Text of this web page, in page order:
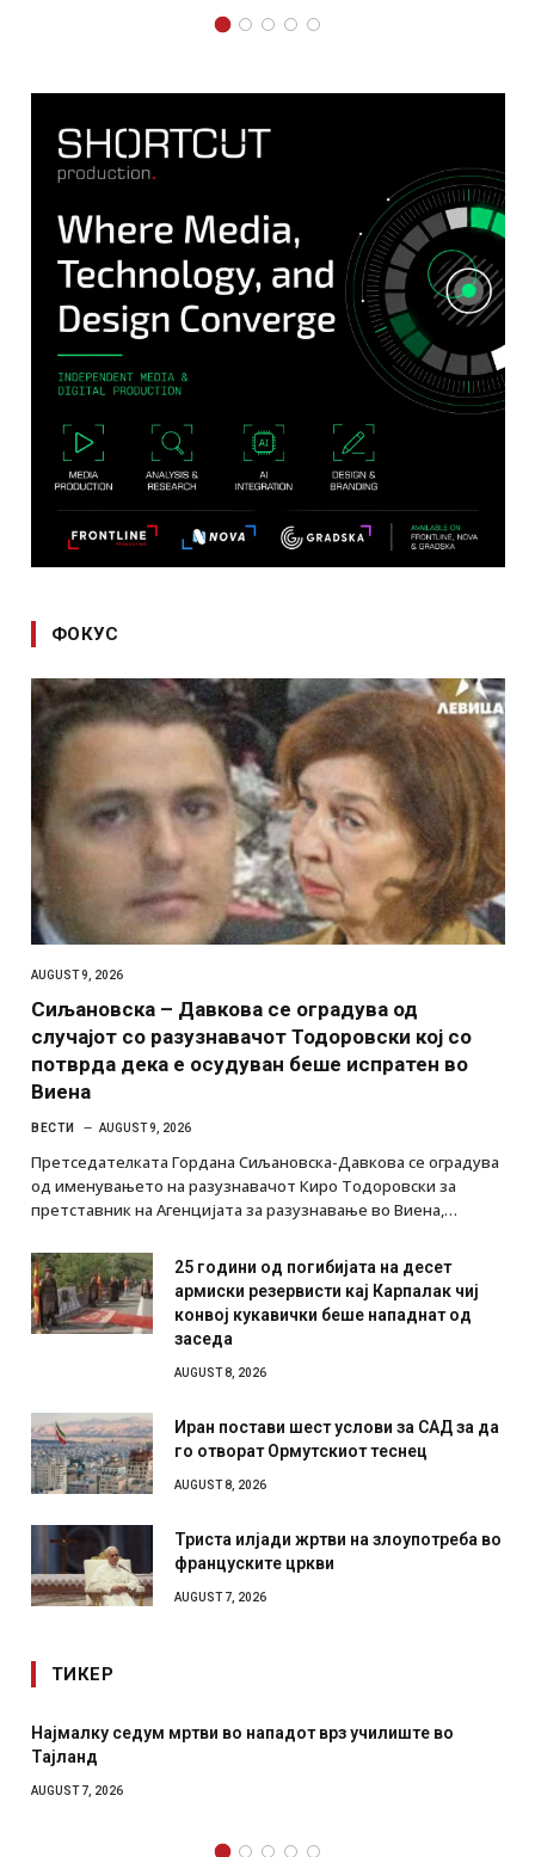
ФОКУС
AUGUST 9, 2026
Сиљановска – Давкова се оградува од
случајот со разузнавачот Тодоровски кој со
потврда дека е осудуван беше испратен во
Виена
ВЕСТИ AUGUST 9, 2026
Претседателката Гордана Сиљановска-Давкова се оградува
од именувањето на разузнавачот Киро Тодоровски за
претставник на Агенцијата за разузнавање во Виена,…
25 години од погибијата на десет
армиски резервисти кај Карпалак чиј
конвој кукавички беше нападнат од
заседа
AUGUST 8, 2026
Иран постави шест услови за САД за да
го отворат Ормутскиот теснец
AUGUST 8, 2026
Триста илјади жртви на злоупотреба во
француските цркви
AUGUST 7, 2026
ТИКЕР
Најмалку седум мртви во нападот врз училиште во
Тајланд
AUGUST 7, 2026